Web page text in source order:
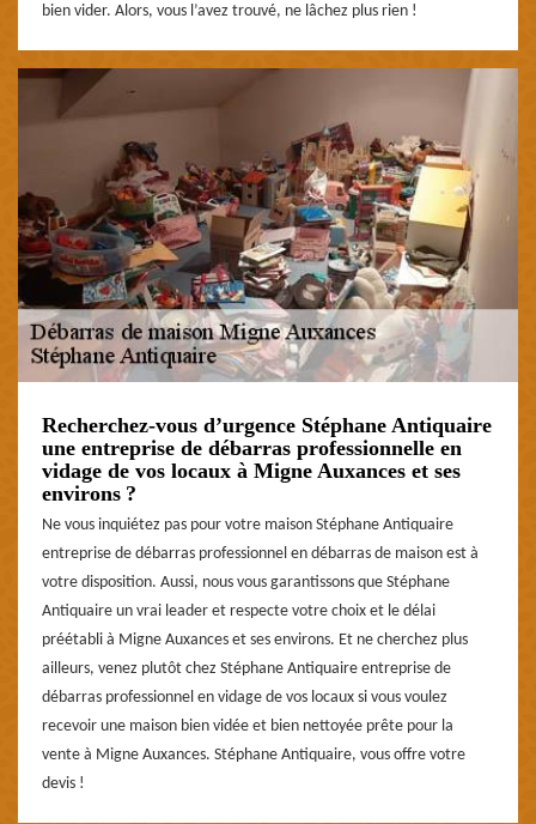
bien vider. Alors, vous l’avez trouvé, ne lâchez plus rien !
Recherchez-vous d’urgence Stéphane Antiquaire
une entreprise de débarras professionnelle en
vidage de vos locaux à Migne Auxances et ses
environs ?
Ne vous inquiétez pas pour votre maison Stéphane Antiquaire
entreprise de débarras professionnel en débarras de maison est à
votre disposition. Aussi, nous vous garantissons que Stéphane
Antiquaire un vrai leader et respecte votre choix et le délai
préétabli à Migne Auxances et ses environs. Et ne cherchez plus
ailleurs, venez plutôt chez Stéphane Antiquaire entreprise de
débarras professionnel en vidage de vos locaux si vous voulez
recevoir une maison bien vidée et bien nettoyée prête pour la
vente à Migne Auxances. Stéphane Antiquaire, vous offre votre
devis !